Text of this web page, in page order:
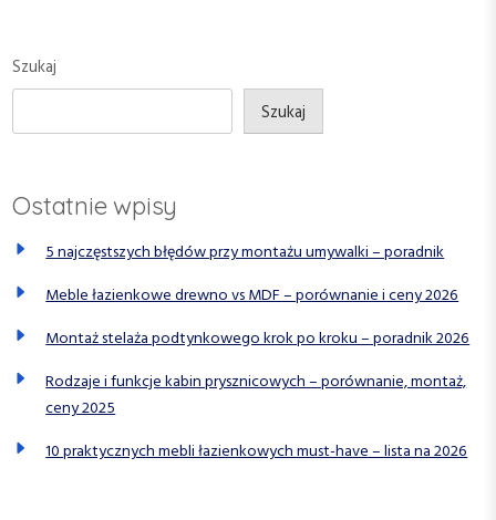
w
i
u
t
s
t
Szukaj
Szukaj
Ostatnie wpisy
5 najczęstszych błędów przy montażu umywalki – poradnik
Meble łazienkowe drewno vs MDF – porównanie i ceny 2026
Montaż stelaża podtynkowego krok po kroku – poradnik 2026
Rodzaje i funkcje kabin prysznicowych – porównanie, montaż,
ceny 2025
10 praktycznych mebli łazienkowych must-have – lista na 2026